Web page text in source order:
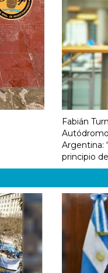
Fabián
Argentina:
principio